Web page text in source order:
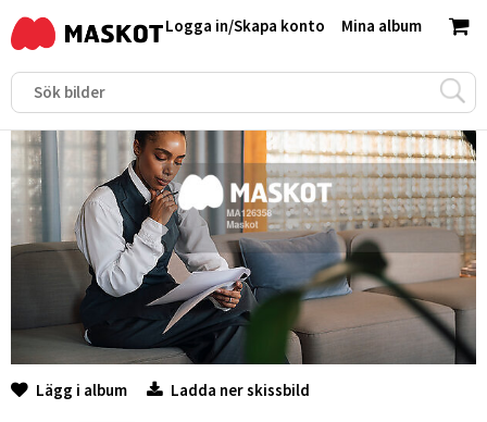
Mina album
Logga in/Skapa konto
Lägg i album Ladda ner skissbild